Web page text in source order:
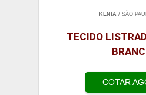
KENIA / SÃO
TECIDO
COTAR